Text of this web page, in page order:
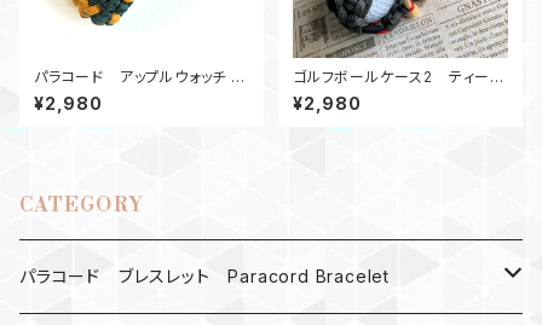
パラコード アップルウォッチ バ
ンド44_DoubleWide_カーキ
緑 Apple watch
¥2,980
ゴルフボールケース2 ティーホ
ルダー GR2
¥2,980
CATEGORY
パラコード ブレスレット Paracord Bracelet